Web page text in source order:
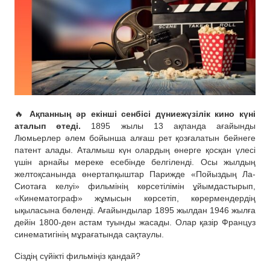
🔥Ақпанның әр екінші сенбісі дүниежүзілік кино күні
аталып өтеді. 1895 жылы 13 ақпанда ағайынды
Люмьерлер әлем бойынша алғаш рет қозғалатын бейнеге
патент алады. Аталмыш күн олардың өнерге қосқан үлесі
үшін арнайы мереке есебінде белгіленді. Осы жылдың
желтоқсанында өнертапқыштар Парижде «Пойыздың Ла-
Сиотаға келуі» фильмінің көрсетілімін ұйымдастырып,
«Кинематограф» жұмысын көрсетіп, көрермендердің
ықыласына бөленді. Ағайындылар 1895 жылдан 1946 жылға
дейін 1800-ден астам туынды жасады. Олар қазір Француз
синематигінің мұрағатында сақтаулы.
Сіздің сүйікті фильміңіз қандай?